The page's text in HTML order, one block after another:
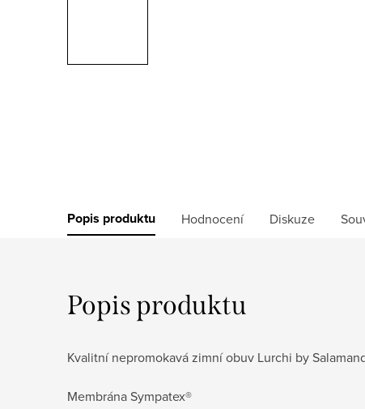
Popis produktu Hodnocení Diskuze
Popis produktu
Kvalitní nepromokavá zimní obuv Lurchi by
Membrána Sympatex®